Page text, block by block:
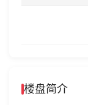
楼盘简介